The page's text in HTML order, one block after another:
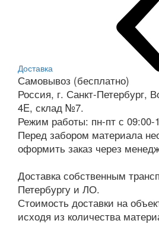
Доставка
Самовывоз (бесплатно)
Россия, г. Санкт-Петербург,
4E, склад №7.
Режим работы: пн-пт с 09:00-
Перед забором материала
оформить заказ через
Доставка собственным
Петербургу и ЛО.
Стоимость доставки на
исходя из количества